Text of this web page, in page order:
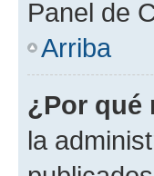
Panel de
Arriba
¿Por qué
la